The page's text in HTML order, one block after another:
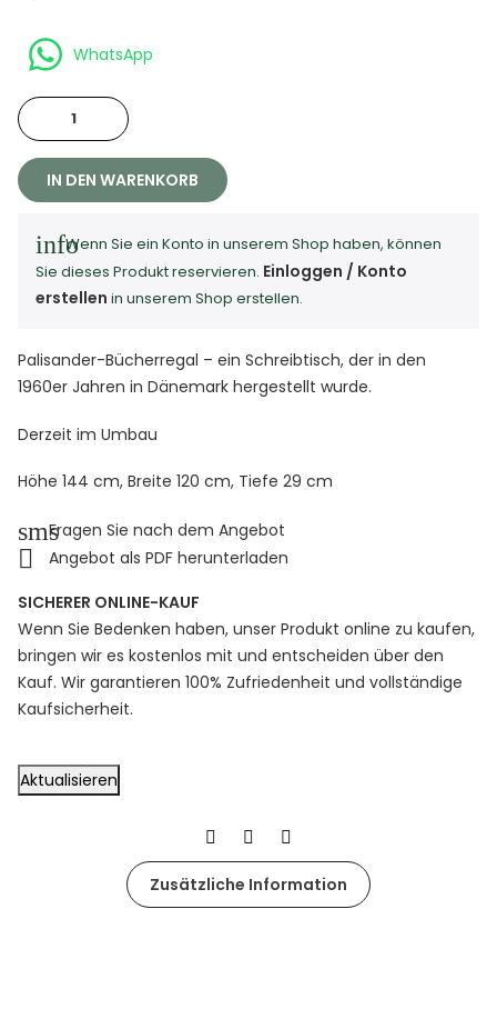
WhatsApp
IN DEN WARENKORB
infoWenn Sie ein Konto in unserem Shop haben, können
Sie dieses Produkt reservieren. Einloggen / Konto
erstellen in unserem Shop erstellen.
Palisander-Bücherregal – ein Schreibtisch, der in den
1960er Jahren in Dänemark hergestellt wurde.
Derzeit im Umbau
Höhe 144 cm, Breite 120 cm, Tiefe 29 cm
smsFragen Sie nach dem Angebot
 Angebot als PDF herunterladen
SICHERER ONLINE-KAUF
Wenn Sie Bedenken haben, unser Produkt online zu kaufen,
bringen wir es kostenlos mit und entscheiden über den
Kauf. Wir garantieren 100% Zufriedenheit und vollständige
Kaufsicherheit.
Zusätzliche Information